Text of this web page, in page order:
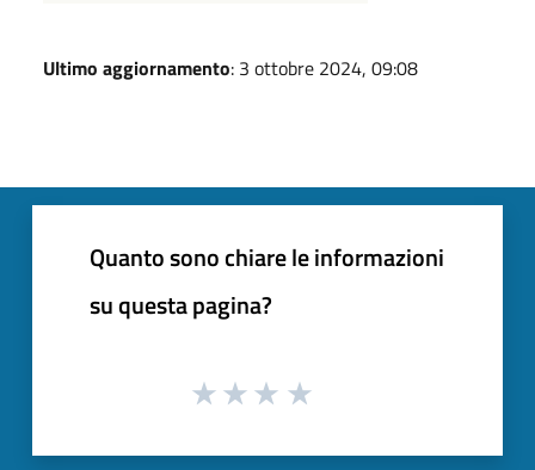
Ultimo aggiornamento: 3 ottobre 2024, 09:08
Quanto sono chiare le informazioni
su questa pagina?